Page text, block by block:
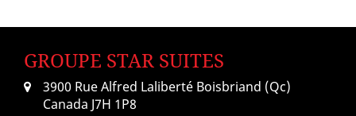
GROUPE STAR SUITES
3900 Rue Alfred Laliberté Boisbriand (Qc)
Canada J7H 1P8